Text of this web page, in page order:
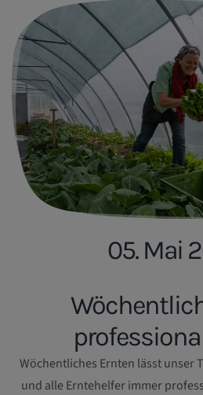
05. Mai
Wöchentliches Ernten lässt unser
und alle Erntehelfer immer